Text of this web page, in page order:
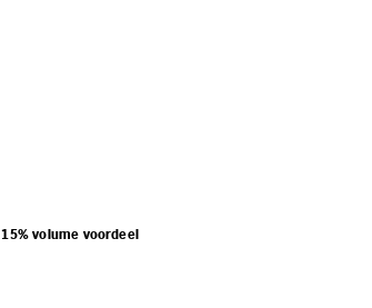
15% volume voordeel